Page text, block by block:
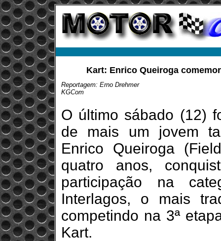
Kart: Enrico Queiroga
Reportagem: Erno Drehmer
KGCom
O último sábado (12)
de mais um jovem
Enrico Queiroga
quatro anos,
participação na
Interlagos, o mais
competindo na 3ª
Kart.